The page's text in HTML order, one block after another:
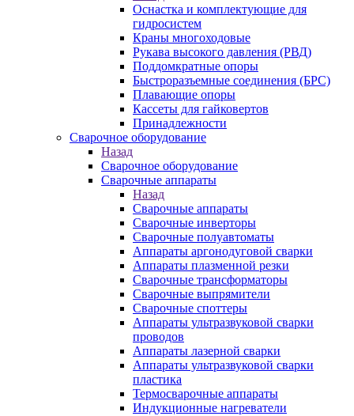
Оснастка и комплектующие для
гидросистем
Краны многоходовые
Рукава высокого давления (РВД)
Поддомкратные опоры
Быстроразъемные соединения (БРС)
Плавающие опоры
Кассеты для гайковертов
Принадлежности
Сварочное оборудование
Назад
Сварочное оборудование
Сварочные аппараты
Назад
Сварочные аппараты
Сварочные инверторы
Сварочные полуавтоматы
Аппараты аргонодуговой сварки
Аппараты плазменной резки
Сварочные трансформаторы
Сварочные выпрямители
Сварочные споттеры
Аппараты ультразвуковой сварки
проводов
Аппараты лазерной сварки
Аппараты ультразвуковой сварки
пластика
Термосварочные аппараты
Индукционные нагреватели